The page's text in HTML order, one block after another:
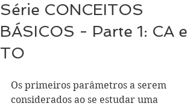
Série CONCEITOS
BÁSICOS - Parte 1: CA e
TO
Os primeiros parâmetros a serem
considerados ao se estudar uma